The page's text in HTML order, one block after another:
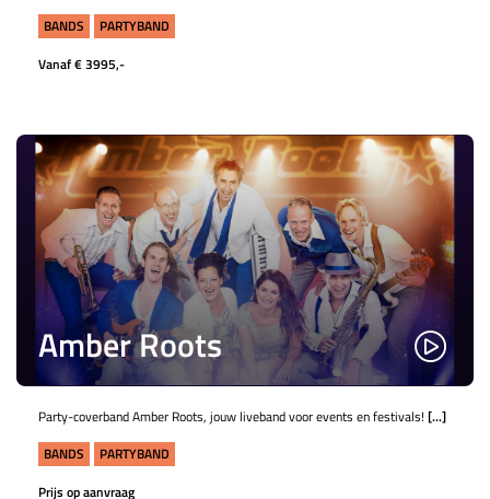
BANDS
PARTYBAND
Vanaf € 3995,-
Amber Roots
Party-coverband Amber Roots, jouw liveband voor events en festivals! [...]
BANDS
PARTYBAND
Prijs op aanvraag